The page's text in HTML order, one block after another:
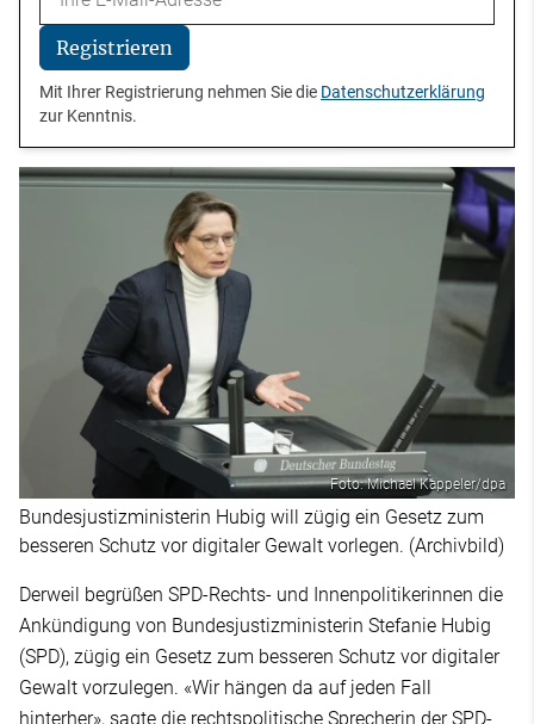
Registrieren
Mit Ihrer Registrierung nehmen Sie die Datenschutzerklärung
zur Kenntnis.
Foto: Michael Kappeler/dpa
Bundesjustizministerin Hubig will zügig ein Gesetz zum
besseren Schutz vor digitaler Gewalt vorlegen. (Archivbild)
Derweil begrüßen SPD-Rechts- und Innenpolitikerinnen die
Ankündigung von Bundesjustizministerin Stefanie Hubig
(SPD), zügig ein Gesetz zum besseren Schutz vor digitaler
Gewalt vorzulegen. «Wir hängen da auf jeden Fall
hinterher», sagte die rechtspolitische Sprecherin der SPD-